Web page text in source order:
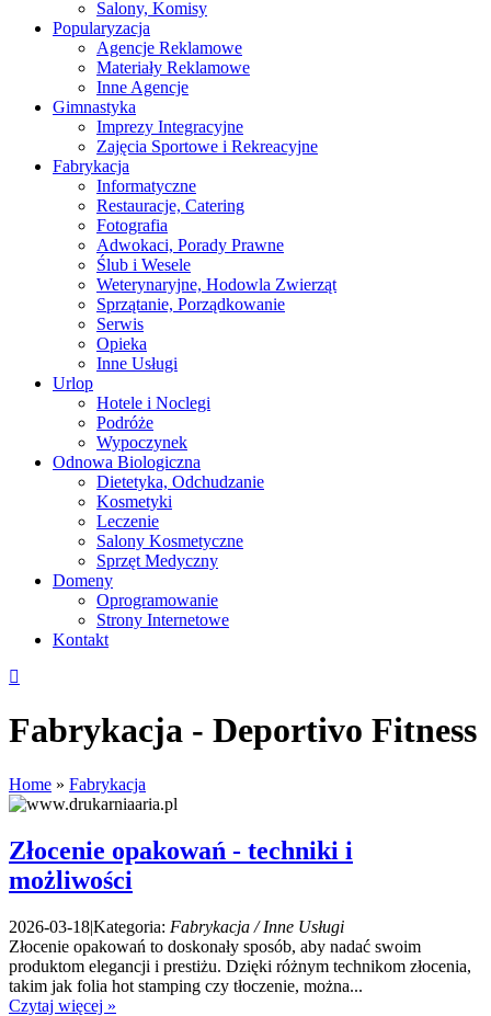
Salony, Komisy
Popularyzacja
Agencje Reklamowe
Materiały Reklamowe
Inne Agencje
Gimnastyka
Imprezy Integracyjne
Zajęcia Sportowe i Rekreacyjne
Fabrykacja
Informatyczne
Restauracje, Catering
Fotografia
Adwokaci, Porady Prawne
Ślub i Wesele
Weterynaryjne, Hodowla Zwierząt
Sprzątanie, Porządkowanie
Serwis
Opieka
Inne Usługi
Urlop
Hotele i Noclegi
Podróże
Wypoczynek
Odnowa Biologiczna
Dietetyka, Odchudzanie
Kosmetyki
Leczenie
Salony Kosmetyczne
Sprzęt Medyczny
Domeny
Oprogramowanie
Strony Internetowe
Kontakt
Fabrykacja - Deportivo Fitness
Home » Fabrykacja
Złocenie opakowań - techniki i
możliwości
2026-03-18|Kategoria: Fabrykacja / Inne Usługi
Złocenie opakowań to doskonały sposób, aby nadać swoim
produktom elegancji i prestiżu. Dzięki różnym technikom złocenia,
takim jak folia hot stamping czy tłoczenie, można...
Czytaj więcej »